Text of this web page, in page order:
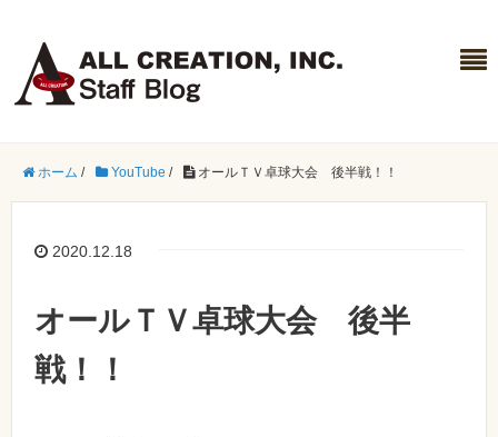
ホーム / YouTube / オールＴＶ卓球大会 後半戦！！
2020.12.18
オールＴＶ卓球大会 後半
戦！！